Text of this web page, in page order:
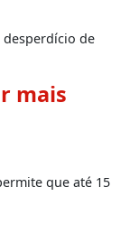
de
mais
que até 15